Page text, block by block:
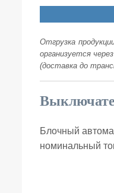
Отгрузка
организуется
(доставка до
Блочный
номинальный